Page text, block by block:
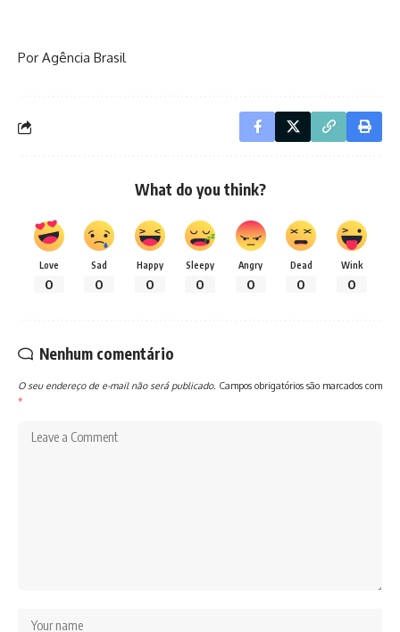
Por Agência Brasil
What do you think?
Love
0
Sad
0
Happy
0
Sleepy
0
Angry
0
Dead
0
Wink
0
Nenhum comentário
O seu endereço de e-mail não será publicado. Campos obrigatórios são marcados com
*